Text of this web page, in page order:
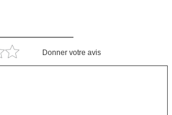
Donner votre avis